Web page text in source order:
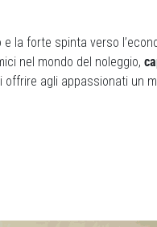
la forte spinta verso
nel mondo del noleggio,
offrire agli appassionati un